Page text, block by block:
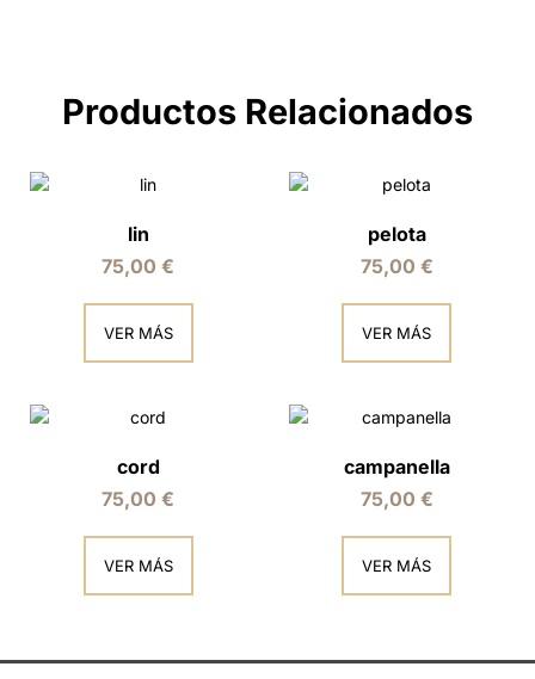
Productos Relacionados
lin
75,00€
VER MÁS
pelota
75,00 €
VER MÁS
cord
75,00€
VER MÁS
campanella
75,00 €
VER MÁS